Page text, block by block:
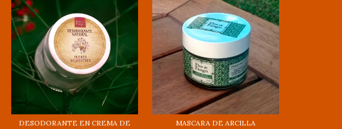
DESODORANTE EN CREMA DE
MASCARA DE ARCILLA